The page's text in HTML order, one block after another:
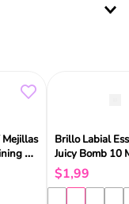
Mejillas
En
Brillo Labial
Juicy Bomb 10
$1,99